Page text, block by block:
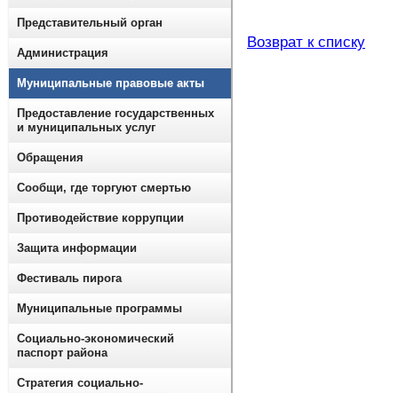
Возврат к списку
Представительный орган
Администрация
Муниципальные правовые акты
Предоставление государственных
и муниципальных услуг
Обращения
Сообщи, где торгуют смертью
Противодействие коррупции
Защита информации
Фестиваль пирога
Муниципальные программы
Социально-экономический
паспорт района
Стратегия социально-